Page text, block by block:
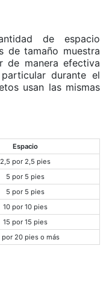
de espacio
de tamaño muestra
de manera efectiva
durante el
usan las mismas
Espacio
2,5 por 2,5 pies
5 por 5 pies
5 por 5 pies
10 por 10 pies
15 por 15 pies
por 20 pies o más